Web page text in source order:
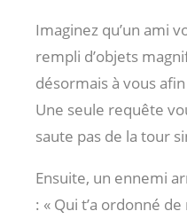
Imaginez qu’un ami
rempli d’objets
désormais à vous
Une seule requête
saute pas de la tour
Ensuite, un ennemi
: « Qui t’a ordonné